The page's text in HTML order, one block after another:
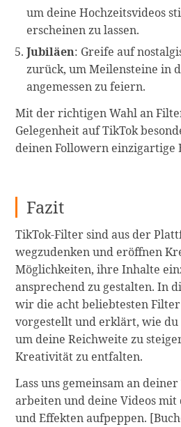
um deine Hochzeitsvideos
erscheinen zu lassen.
Jubiläen: Greife auf
zurück, um Meilensteine in
angemessen zu feiern.
Mit der richtigen Wahl an
Gelegenheit auf TikTok
deinen Followern einzigartige
Fazit
TikTok-Filter sind aus der
wegzudenken und eröffnen
Möglichkeiten, ihre Inhalte
ansprechend zu gestalten. In
wir die acht beliebtesten
vorgestellt und erklärt, wie du
um deine Reichweite zu
Kreativität zu entfalten.
Lass uns gemeinsam an
arbeiten und deine Videos
und Effekten aufpeppen.